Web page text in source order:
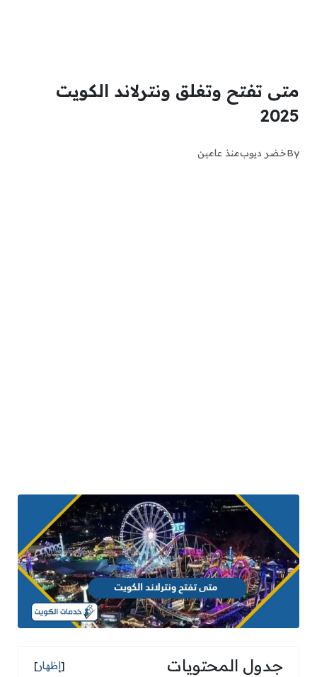
متى تفتح وتغلق ونترلاند الكويت
2025
Byخضر ديوبمنذ عامين
جدول المحتويات [إظهار]